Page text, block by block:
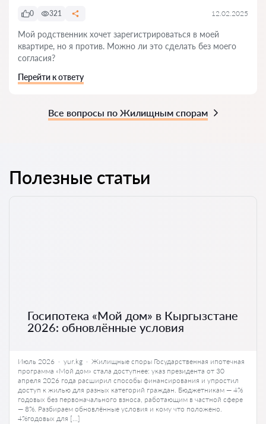
0 321 12.02.2025
Мой родственник хочет зарегистрироваться в моей
квартире, но я против. Можно ли это сделать без моего
согласия?
Перейти к ответу
Все вопросы по Жилищным спорам
Полезные статьи
Госипотека «Мой дом» в Кыргызстане
2026: обновлённые условия
Июль 2026 · yur.kg · Жилищные споры Государственная ипотечная
программа «Мой дом» стала доступнее: указ президента от 30
апреля 2026 года расширил способы финансирования и упростил
доступ к жилью для разных категорий граждан. Бюджетникам — 4%
годовых без первоначального взноса, работающим в частной сфере
— 8%. Разбираем обновлённые условия и кому что положено.
4%годовых для […]